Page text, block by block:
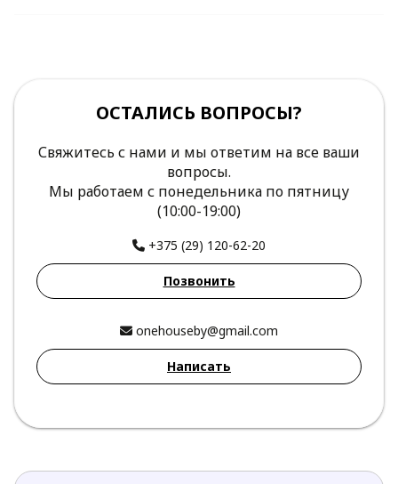
ОСТАЛИСЬ ВОПРОСЫ?
Свяжитесь с нами и мы ответим на все ваши
вопросы.
Мы работаем с понедельника по пятницу
(10:00-19:00)
+375 (29) 120-62-20
Позвонить
onehouseby@gmail.com
Написать